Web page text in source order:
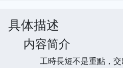
具体描述
内容简介
工時長短不是重點，交